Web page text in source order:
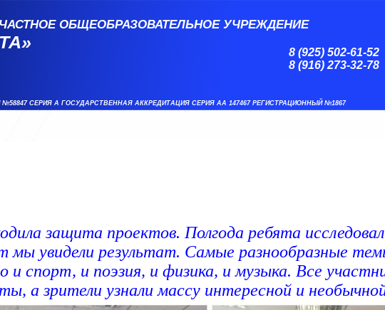
ОБЩЕОБРАЗОВАТЕЛЬНОЕ УЧРЕЖДЕНИЕ
СЕРИЯ А ГОСУДАРСТВЕННАЯ АККРЕДИТАЦИЯ СЕРИЯ АА 147467 РЕГИСТРАЦИОННЫЙ №1867
8 (925) 502-61-52
8 (916) 273-32-78
защита проектов. Полгода ребята
мы увидели результат. Самые разнообразные
и спорт, и поэзия, и физика, и музыка. Все
а зрители узнали массу интересной и